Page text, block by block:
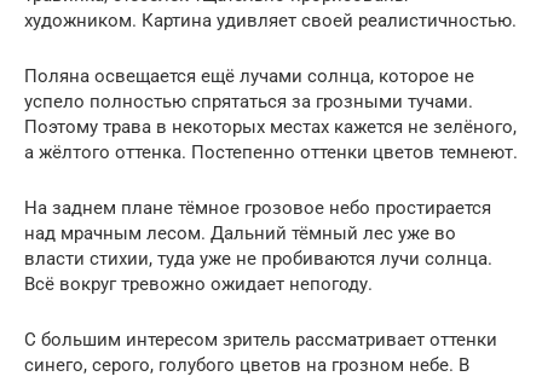
художником. Картина удивляет своей реалистичностью.
Поляна освещается ещё лучами солнца, которое не
успело полностью спрятаться за грозными тучами.
Поэтому трава в некоторых местах кажется не зелёного,
а жёлтого оттенка. Постепенно оттенки цветов темнеют.
На заднем плане тёмное грозовое небо простирается
над мрачным лесом. Дальний тёмный лес уже во
власти стихии, туда уже не пробиваются лучи солнца.
Всё вокруг тревожно ожидает непогоду.
C большим интересом зритель рассматривает оттенки
синего, серого, голубого цветов на грозном небе. В